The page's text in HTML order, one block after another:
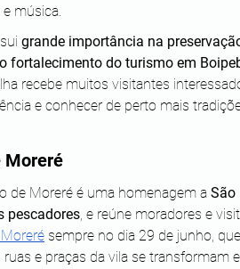
música.
grande importância na
fortalecimento do turismo em
recebe muitos visitantes
e conhecer de perto mais
Moreré
de Moreré é uma homenagem a São
pescadores, e reúne moradores e
sempre no dia 29 de junho,
ruas e praças da vila se transformam